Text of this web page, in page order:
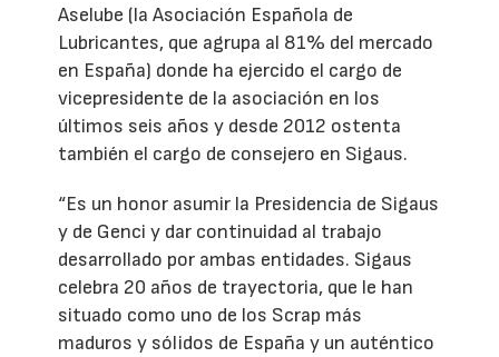
Aselube (la Asociación Española de
Lubricantes, que agrupa al 81% del mercado
en España) donde ha ejercido el cargo de
vicepresidente de la asociación en los
últimos seis años y desde 2012 ostenta
también el cargo de consejero en Sigaus.
“Es un honor asumir la Presidencia de Sigaus
y de Genci y dar continuidad al trabajo
desarrollado por ambas entidades. Sigaus
celebra 20 años de trayectoria, que le han
situado como uno de los Scrap más
maduros y sólidos de España y un auténtico